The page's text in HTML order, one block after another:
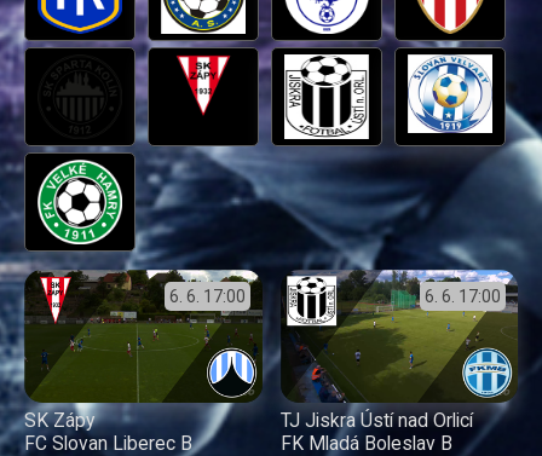
6. 6. 17:00
SK Zápy
FC Slovan Liberec B
6. 6. 17:00
TJ Jiskra Ústí nad Orlicí
FK Mladá Boleslav B